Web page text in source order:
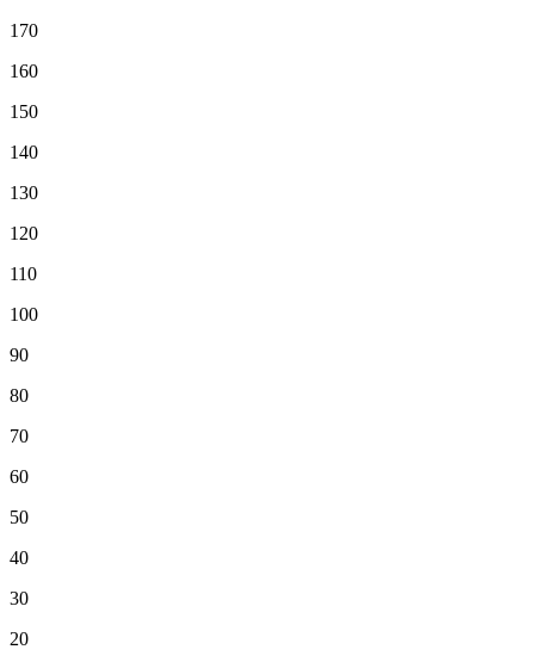
170
160
150
140
130
120
110
100
90
80
70
60
50
40
30
20